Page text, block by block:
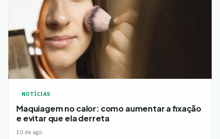
NOTÍCIAS
Maquiagem no calor: como aumentar a fixação
e evitar que ela derreta
10 de ago.